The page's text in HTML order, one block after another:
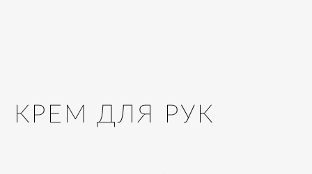
КРЕМ ДЛЯ РУК